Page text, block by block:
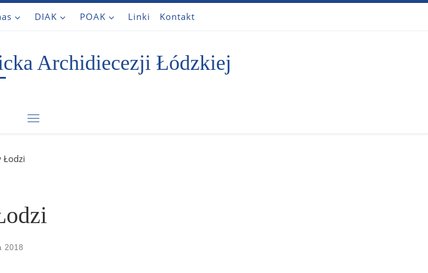
DIAK POAK Linki Kontakt
Archidiecezji Łódzkiej
Łodzi
2018